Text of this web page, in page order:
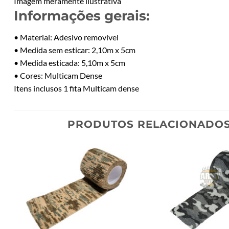
Informações gerais:
• Material: Adesivo removível
• Medida sem esticar: 2,10m x 5cm
• Medida esticada: 5,10m x 5cm
• Cores: Multicam Dense
Itens inclusos 1 fita Multicam dense
PRODUTOS